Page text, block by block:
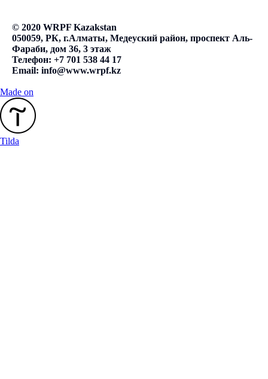
© 2020 WRPF Kazakstan
050059, РК, г.Алматы, Медеуский район, проспект Аль-
Фараби, дом 36, 3 этаж
Телефон: +7 701 538 44 17
Email: info@www.wrpf.kz
Made on
Tilda